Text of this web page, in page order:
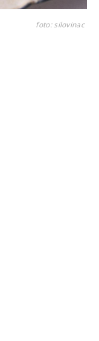
foto: silovinac